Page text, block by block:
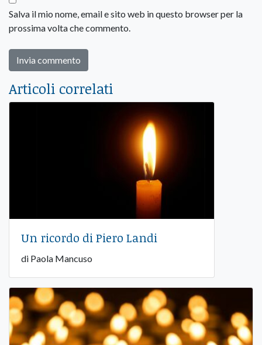
Salva il mio nome, email e sito web in questo browser per la
prossima volta che commento.
Articoli correlati
Un ricordo di Piero Landi
di Paola Mancuso